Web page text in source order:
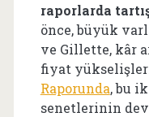
raporlarda
önce, büyük
ve Gillette, kâr
fiyat
Raporunda, bu
senetlerinin